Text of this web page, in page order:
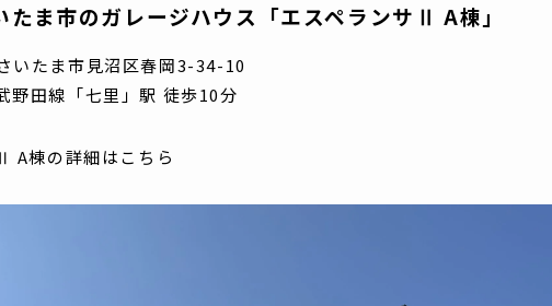
たま市のガレージハウス「エスペランサⅡ A棟」
いたま市見沼区春岡3-34-10
野田線「七里」駅 徒歩10分
A棟の詳細はこちら